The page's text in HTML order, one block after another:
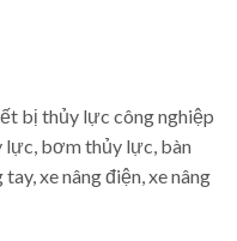
bị thủy lực công nghiệp
lực, bơm thủy lực, bàn
xe nâng điện, xe nâng